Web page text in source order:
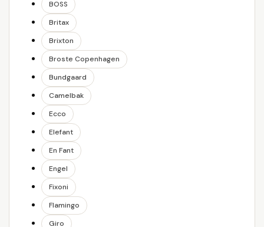
BOSS
Britax
Brixton
Broste Copenhagen
Bundgaard
Camelbak
Ecco
Elefant
En Fant
Engel
Fixoni
Flamingo
Giro